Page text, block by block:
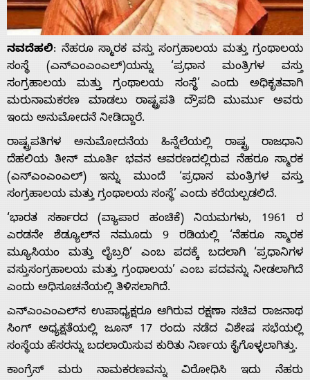
Home
About
Us
ನವದೆಹಲಿ: ನೆಹರೂ ಸ್ಮಾರಕ ವಸ್ತು ಸಂಗ್ರಹಾಲಯ ಮತ್ತು ಗ್ರಂಥಾಲಯ
ಸಂಸ್ಥೆ (ಎನ್ಎಂಎಂಎಲ್)ಯನ್ನು ‘ಪ್ರಧಾನ ಮಂತ್ರಿಗಳ ವಸ್ತು
ಸಂಗ್ರಹಾಲಯ ಮತ್ತು ಗ್ರಂಥಾಲಯ ಸಂಸ್ಥೆ’ ಎಂದು ಅಧಿಕೃತವಾಗಿ
ಮರುನಾಮಕರಣ ಮಾಡಲು ರಾಷ್ಟ್ರಪತಿ ದ್ರೌಪದಿ ಮುರ್ಮು ಅವರು
ಇಂದು ಅನುಮೋದನೆ ನೀಡಿದ್ದಾರೆ.
ರಾಷ್ಟ್ರಪತಿಗಳ ಅನುಮೋದನೆಯ ಹಿನ್ನೆಲೆಯಲ್ಲಿ ರಾಷ್ಟ್ರ ರಾಜಧಾನಿ
ದೆಹಲಿಯ ತೀನ್ ಮೂರ್ತಿ ಭವನ ಆವರಣದಲ್ಲಿರುವ ನೆಹರೂ ಸ್ಮಾರಕ
(ಎನ್ಎಂಎಂಎಲ್) ಇನ್ನು ಮುಂದೆ ‘ಪ್ರಧಾನ ಮಂತ್ರಿಗಳ ವಸ್ತು
ಸಂಗ್ರಹಾಲಯ ಮತ್ತು ಗ್ರಂಥಾಲಯ ಸಂಸ್ಥೆ’ ಎಂದು ಕರೆಯಲ್ಪಡಲಿದೆ.
‘ಭಾರತ ಸರ್ಕಾರದ (ವ್ಯಾಪಾರ ಹಂಚಿಕೆ) ನಿಯಮಗಳು, 1961 ರ
ಎರಡನೇ ಶೆಡ್ಯೂಲ್‌ನ ನಮೂದು 9 ರಡಿಯಲ್ಲಿ ‘ನೆಹರೂ ಸ್ಮಾರಕ
ಮ್ಯೂಸಿಯಂ ಮತ್ತು ಲೈಬ್ರರಿ’ ಎಂಬ ಪದಕ್ಕೆ ಬದಲಾಗಿ ‘ಪ್ರಧಾನಿಗಳ
ವಸ್ತುಸಂಗ್ರಹಾಲಯ ಮತ್ತು ಗ್ರಂಥಾಲಯ’ ಎಂಬ ಪದವನ್ನು ನೀಡಲಾಗಿದೆ
ಎಂದು ಅಧಿಸೂಚನೆಯಲ್ಲಿ ತಿಳಿಸಲಾಗಿದೆ.
ಎನ್ಎಂಎಂಎಲ್‌ನ ಉಪಾಧ್ಯಕ್ಷರೂ ಆಗಿರುವ ರಕ್ಷಣಾ ಸಚಿವ ರಾಜನಾಥ
ಸಿಂಗ್ ಅಧ್ಯಕ್ಷತೆಯಲ್ಲಿ ಜೂನ್ 17 ರಂದು ನಡೆದ ವಿಶೇಷ ಸಭೆಯಲ್ಲಿ
ಸಂಸ್ಥೆಯ ಹೆಸರನ್ನು ಬದಲಾಯಿಸುವ ಕುರಿತು ನಿರ್ಣಯ ಕೈಗೊಳ್ಳಲಾಗಿತ್ತು.
ಕಾಂಗ್ರೆಸ್‌ ಮರು ನಾಮಕರಣವನ್ನು ವಿರೋಧಿಸಿ ಇದು ನೆಹರು